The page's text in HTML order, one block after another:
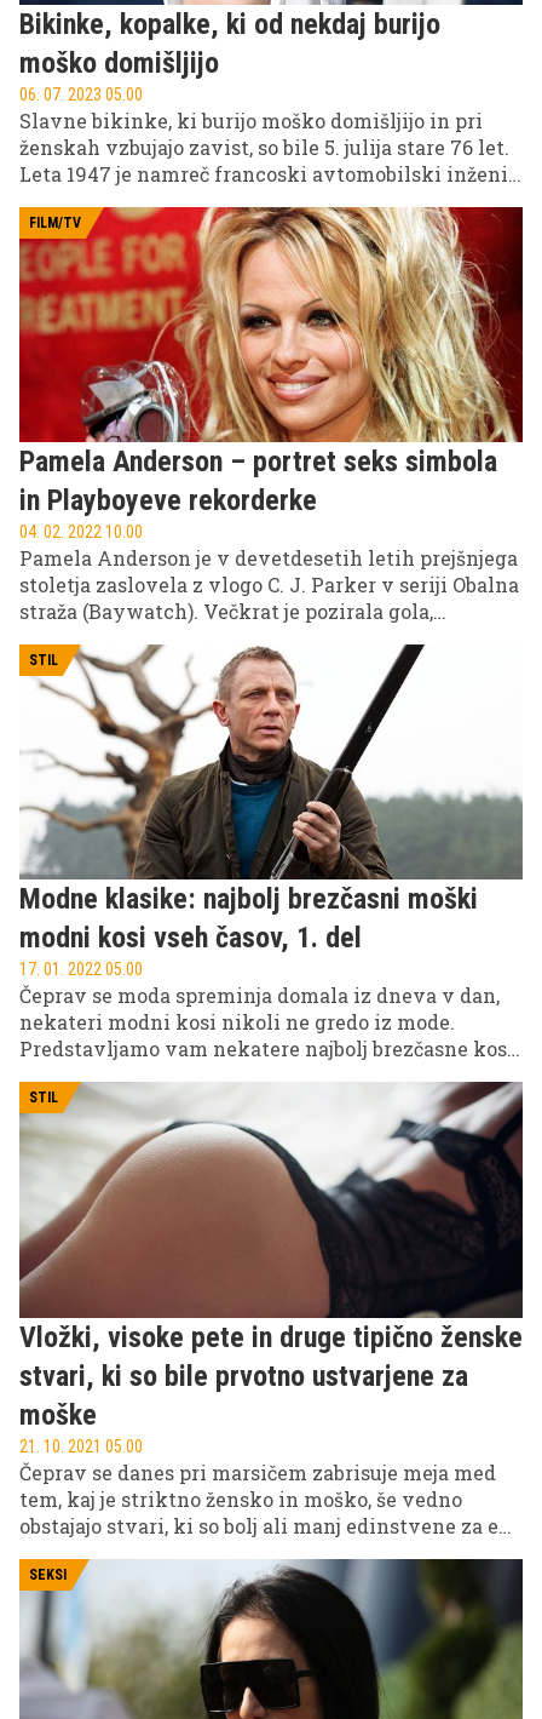
Bikinke, kopalke, ki od nekdaj burijo
moško domišljijo
06. 07. 2023 05.00
Slavne bikinke, ki burijo moško domišljijo in pri
ženskah vzbujajo zavist, so bile 5. julija stare 76 let.
Leta 1947 je namreč francoski avtomobilski inženir
drzno, danes pa nepogrešljivo poletno opravo, ki
ima v svetu mode kultni status.
FILM/TV
Pamela Anderson – portret seks simbola
in Playboyeve rekorderke
04. 02. 2022 10.00
Pamela Anderson je v devetdesetih letih prejšnjega
stoletja zaslovela z vlogo C. J. Parker v seriji Obalna
straža (Baywatch). Večkrat je pozirala gola,
zaznamoval pa jo je tudi domač posnetek, okoli
katerega so nedavno posneli celo TV-serijo Pam &
Tommy, v kateri se je v vlogo atomske blondinke in
nekdaj najbolj oblegane reševalke iz vode v rdečih
enodelnih kopalkah prelevila Lily James. Seks
ikona devetdesetih se je nedavno že petič ločila,
potem ko je po 13 mesecih zakona vložila zahtevo
za razvezo od svojega bivšega varnostnika Dana
Hayhursta, s katerim sta se zbližala v začetku
pandemije covida-19. Zaslovela je kot svetlolaska,
rodila pa se je kot rjavolaska.
STIL
Modne klasike: najbolj brezčasni moški
modni kosi vseh časov, 1. del
17. 01. 2022 05.00
Čeprav se moda spreminja domala iz dneva v dan,
nekateri modni kosi nikoli ne gredo iz mode.
Predstavljamo vam nekatere najbolj brezčasne kose
za moške, s katerimi ne boste nikoli zgrešili in brez
katerih nobena garberoba zares ni popolna. Kot
boste hitro ugotovili, so bila vojna in delovna
oblačila pogost navdih za modne smernice.
STIL
Vložki, visoke pete in druge tipično ženske
stvari, ki so bile prvotno ustvarjene za
moške
21. 10. 2021 05.00
Čeprav se danes pri marsičem zabrisuje meja med
tem, kaj je striktno žensko in moško, še vedno
obstajajo stvari, ki so bolj ali manj edinstvene za en
bilo prvotno namenjeno oz. ustvarjeno za moške.
SEKSI